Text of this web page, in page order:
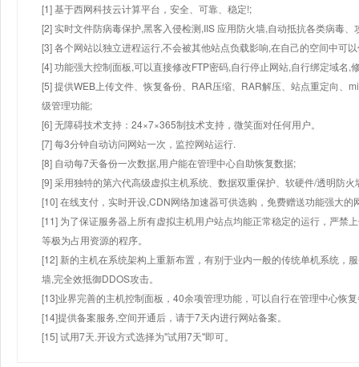
[1] 基于西网科技云计算平台，安全、可靠、稳定!;
[2] 实时文件防病毒保护,黑客入侵检测,IIS 应用防火墙,自动抵抗各类病毒、
[3] 各个网站以独立进程运行,不会被其他站点负载影响,在自己的空间中可
[4] 功能强大控制面板,可以直接修改FTP密码,自行停止网站,自行绑定域名,
[5] 提供WEB上传文件、恢复备份、RAR压缩、RAR解压、站点重定向、
级管理功能;
[6] 无障碍技术支持：24×7×365制技术支持，微笑面对任何用户。
[7] 每3分钟自动访问网站一次，监控网站运行.
[8] 自动每7天备份一次数据,用户能在管理中心自助恢复数据;
[9] 采用独特的第六代高级虚拟主机系统、数据双重保护、软硬件/透明防火
[10] 在线支付，实时开设,CDN网络加速器可供选购，免费赠送功能强大
[11] 为了保证服务器上所有虚拟主机用户站点均能正常稳定的运行，严禁
等极为占用资源的程序。
[12] 新的主机在系统架构上重新布置，有别于业内一般的传统单机系统，
墙,完全效抵御DDOS攻击。
[13]业界完善的主机控制面板，40余项管理功能，可以自行在管理中心恢
[14]提供备案服务,空间开通后，请于7天内进行网站备案。
[15] 试用7天.开设方式选择为"试用7天"即可。